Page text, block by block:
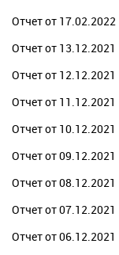
Отчет от 17.02.2022
Отчет от 13.12.2021
Отчет от 12.12.2021
Отчет от 11.12.2021
Отчет от 10.12.2021
Отчет от 09.12.2021
Отчет от 08.12.2021
Отчет от 07.12.2021
Отчет от 06.12.2021